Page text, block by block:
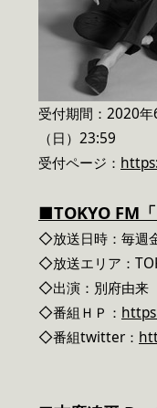
受付期間：2020
（日）23:59
受付ページ：
■TOKYO FM「
◇放送日時：毎
◇放送エリア：
◇出演：別府由来
◇番組ＨＰ：
◇番組twitter：